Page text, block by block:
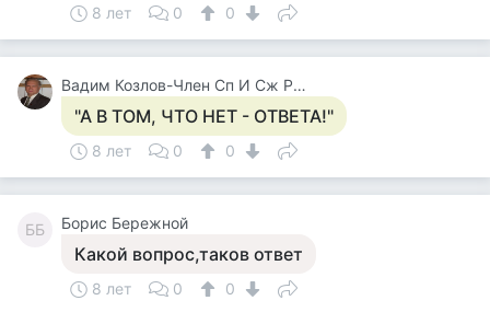
8 лет 0 0
Вадим Козлов-Член Сп И Сж России.будут Вопросы -Звоните 8 926 571 18 95
"А В ТОМ, ЧТО НЕТ - ОТВЕТА!"
8 лет 0 0
ББ Борис Бережной
Какой вопрос,таков ответ
8 лет 0 0